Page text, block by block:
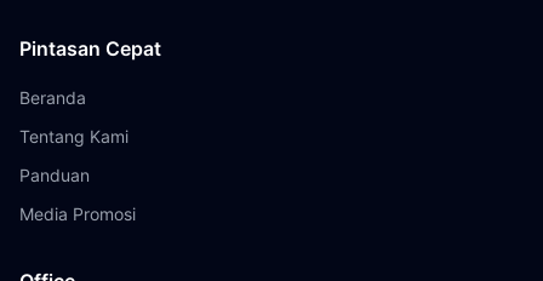
Artikel
Kontak
Pintasan Cepat
Beranda
Tentang Kami
Panduan
Media Promosi